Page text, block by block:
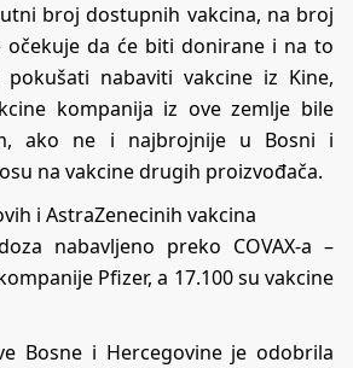
broj dostupnih vakcina, na broj
očekuje da će biti donirane i na to
pokušati nabaviti vakcine iz Kine,
kompanija iz ove zemlje bile
ako ne i najbrojnije u Bosni i
na vakcine drugih proizvođača.
i AstraZenecinih vakcina
nabavljeno preko COVAX-a –
Pfizer, a 17.100 su vakcine
Bosne i Hercegovine je odobrila